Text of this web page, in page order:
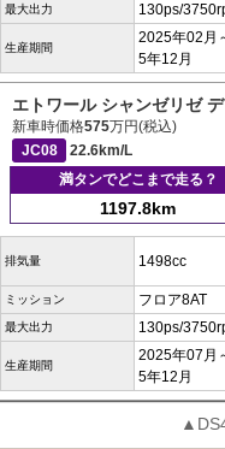
最大出力 130ps/
生産期間
2025年02月
5年12月
エトワール シャンゼリゼ
新車時価格575万円(税込)
JC08
22.6km/L
満タンでどこまで走る？
1197.8km
排気量 1498cc
ミッション フロア8AT
最大出力 130ps/
生産期間
2025年07月
5年12月